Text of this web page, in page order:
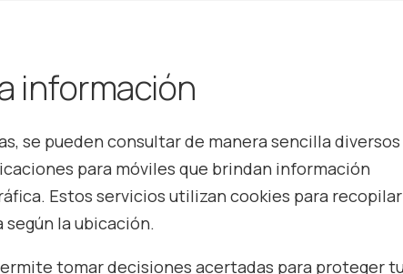
información
se pueden consultar de manera sencilla diversos
para móviles que brindan información
Estos servicios utilizan cookies para recopilar
la ubicación.
tomar decisiones acertadas para proteger tu